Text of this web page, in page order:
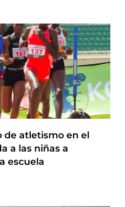
de atletismo en el
a las niñas a
escuela